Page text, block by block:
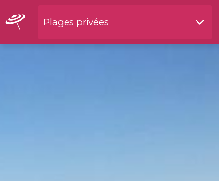
Plages privées